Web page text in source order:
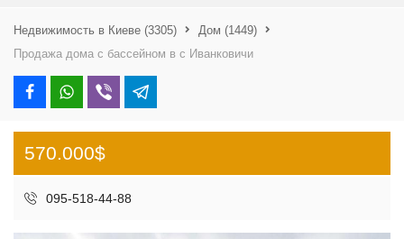
Недвижимость в Киеве (3305) Дом (1449)
Продажа дома с бассейном в с Иванковичи
570.000$
095-518-44-88